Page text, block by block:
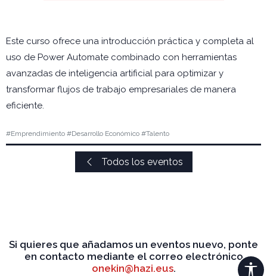
Este curso ofrece una introducción práctica y completa al
uso de Power Automate combinado con herramientas
avanzadas de inteligencia artificial para optimizar y
transformar flujos de trabajo empresariales de manera
eficiente.
#Emprendimiento #Desarrollo Económico #Talento
Todos los eventos
Si quieres que añadamos un eventos nuevo, ponte
en contacto mediante el correo electrónico
onekin@hazi.eus.